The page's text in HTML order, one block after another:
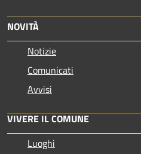
NOVITÀ
Notizie
Comunicati
Avvisi
VIVERE IL COMUNE
Luoghi